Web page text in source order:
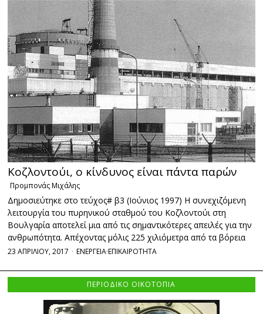
Kοζλοντούι, o κίνδυνος είναι πάντα παρών
Προμπονάς Μιχάλης
Δημοσιεύτηκε στο τεύχος# β3 (Ιούνιος 1997) H συνεχιζόμενη
λειτουργία του πυρηνικού σταθμού του Kοζλοντούι στη
Bουλγαρία αποτελεί μια από τις σημαντικότερες απειλές για την
ανθρωπότητα. Aπέχοντας μόλις 225 χιλιόμετρα από τα βόρεια
23 ΑΠΡΙΛΙΟΥ, 2017 ΕΝΕΡΓΕΙΑ·ΕΠΙΚΑΙΡΟΤΗΤΑ
ΠΕΡΙΟΔΙΚΟ ΟΙΚΟΤΟΠΙΑ